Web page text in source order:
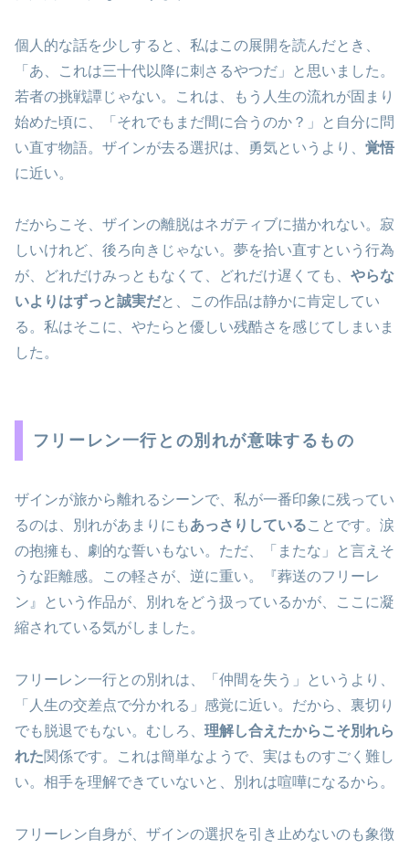
個人的な話を少しすると、私はこの展開を読んだとき、
「あ、これは三十代以降に刺さるやつだ」と思いました。
若者の挑戦譚じゃない。これは、もう人生の流れが固まり
始めた頃に、「それでもまだ間に合うのか？」と自分に問
い直す物語。ザインが去る選択は、勇気というより、 覚悟
に近い。
だからこそ、ザインの離脱はネガティブに描かれない。寂
しいけれど、後ろ向きじゃない。夢を拾い直すという行為
が、どれだけみっともなくて、どれだけ遅くても、 やらな
いよりはずっと誠実だと、この作品は静かに肯定してい
る。私はそこに、やたらと優しい残酷さを感じてしまいま
した。
フリーレン一行との別れが意味するもの
ザインが旅から離れるシーンで、私が一番印象に残ってい
るのは、別れがあまりにもあっさりしていることです。涙
の抱擁も、劇的な誓いもない。ただ、「またな」と言えそ
うな距離感。この軽さが、逆に重い。『葬送のフリーレ
ン』という作品が、別れをどう扱っているかが、ここに凝
縮されている気がしました。
フリーレン一行との別れは、「仲間を失う」というより、
「人生の交差点で分かれる」感覚に近い。だから、裏切り
でも脱退でもない。むしろ、 理解し合えたからこそ別れら
れた関係です。これは簡単なようで、実はものすごく難し
い。相手を理解できていないと、別れは喧嘩になるから。
フリーレン自身が、ザインの選択を引き止めないのも象徴